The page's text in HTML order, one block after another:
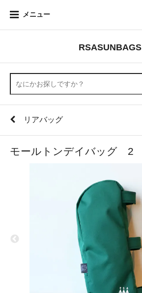
メニュー
RSASUNBAGS
リアバッグ
モールトンデイバッグ 2